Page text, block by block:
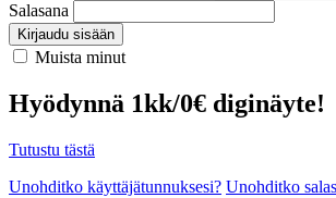
Salasana
Kirjaudu sisään
Muista minut
Hyödynnä 1kk/0€ diginäyte!
Tutustu tästä
Unohditko käyttäjätunnuksesi? Unohditko